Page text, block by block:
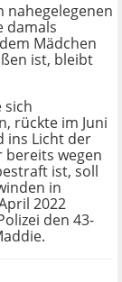
nahegelegenen
damals
Mädchen
ist, bleibt
sich
rückte im Juni
ins Licht der
bereits wegen
ist, soll
in
2022
den 43-